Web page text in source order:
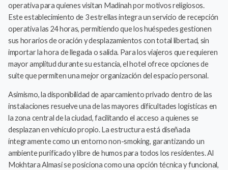
operativa para quienes visitan Madinah por motivos religiosos.
Este establecimiento de 3 estrellas integra un servicio de recepción
operativa las 24 horas, permitiendo que los huéspedes gestionen
sus horarios de oración y desplazamientos con total libertad, sin
importar la hora de llegada o salida. Para los viajeros que requieren
mayor amplitud durante su estancia, el hotel ofrece opciones de
suite que permiten una mejor organización del espacio personal.
Asimismo, la disponibilidad de aparcamiento privado dentro de las
instalaciones resuelve una de las mayores dificultades logísticas en
la zona central de la ciudad, facilitando el acceso a quienes se
desplazan en vehículo propio. La estructura está diseñada
íntegramente como un entorno non-smoking, garantizando un
ambiente purificado y libre de humos para todos los residentes. Al
Mokhtara Almasi se posiciona como una opción técnica y funcional,